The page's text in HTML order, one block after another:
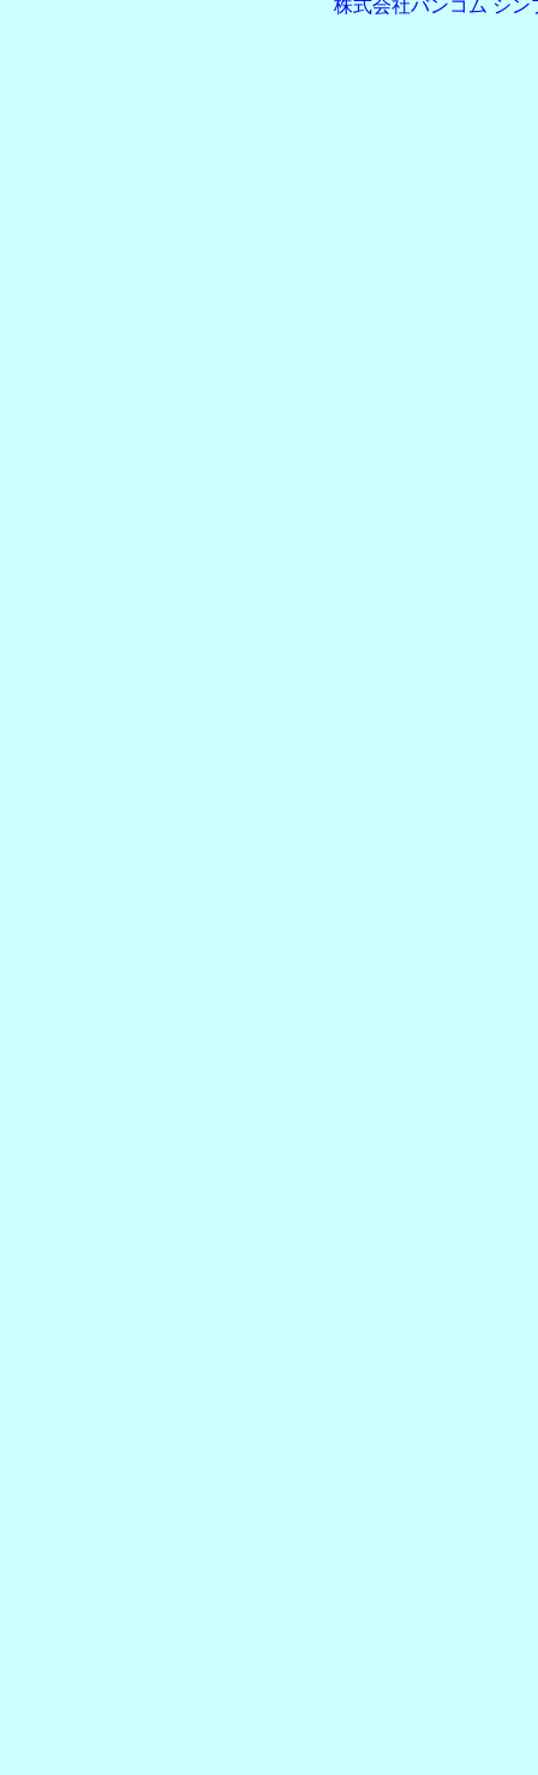
株式会社バンコム シン